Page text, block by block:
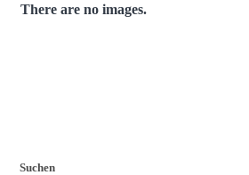
There are no images.
Suchen